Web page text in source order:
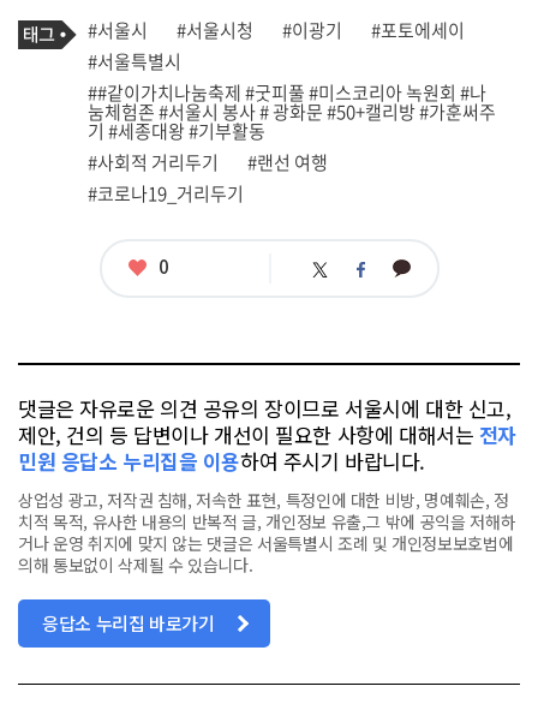
기
사
관
련
태
그
태
그
#서울시 #서울시청 #이광기
#포토에세이
#서울특별시
##같이가치나눔축제 #굿피풀 #미스코리아 녹원회 #나
눔체험존 #서울시 봉사 # 광화문 #50+캘리방 #가훈써주
기 #세종대왕 #기부활동
#사회적 거리두기
#랜선 여행
#코로나19_거리두기
좋
0 트 페 카
댓글은 자유로운 의견 공유의 장이므로 서울시에 대한 신고,
제안, 건의 등 답변이나 개선이 필요한 사항에 대해서는 전자
민원 응답소 누리집을 이용하여 주시기 바랍니다.
상업성 광고, 저작권 침해, 저속한 표현, 특정인에 대한 비방, 명예훼손, 정
치적 목적, 유사한 내용의 반복적 글, 개인정보 유출,그 밖에 공익을 저해하
거나 운영 취지에 맞지 않는 댓글은 서울특별시 조례 및 개인정보보호법에
의해 통보없이 삭제될 수 있습니다.
응답소 누리집 바로가기